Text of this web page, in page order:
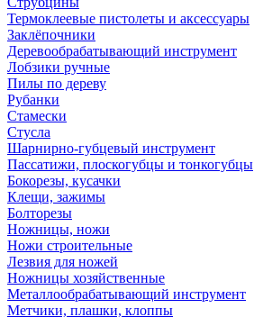
Термоклеевые пистолеты и аксессуары
Заклёпочники
Деревообрабатывающий инструмент
Лобзики ручные
Пилы по дереву
Рубанки
Стамески
Стусла
Шарнирно-губцевый инструмент
Пассатижи, плоскогубцы и тонкогубцы
Бокорезы, кусачки
Клещи, зажимы
Болторезы
Ножницы, ножи
Ножи строительные
Лезвия для ножей
Ножницы хозяйственные
Металлообрабатывающий инструмент
Метчики, плашки, клоппы